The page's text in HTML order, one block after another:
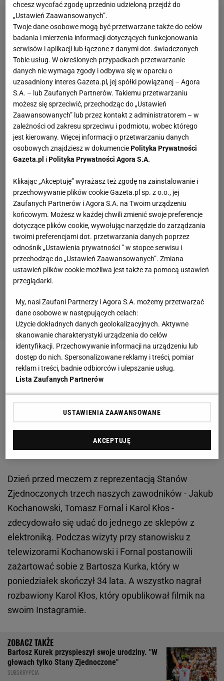
Zobacz wideoTomek Fornal i Kuba Kochanowski
zażartowali z Bartka Kurka. Wszystko nagrał
rozbawiony Karol Kłos
Jakub Kochanowski i Tomasz Fornal reagują na
widok Bartosza Kurka. Kapitalna atmosfera w
polskiej kadrze
Dzień przed meczem z reprezentacją Stanów
Zjednoczonych trzech naszych zawodników - Jakub
Kochanowski, Tomasz Fornal i Karol Kłos -
zdecydowało się udać do jednego ze sklepów z
elektroniką. Podczas wizyty przy stanowisku z
telewizorami Kochanowski i Fornal postanowili
zażartować sobie z Bartosza Kurka, który w
poniedziałek skończył 34 lata. A wszystko nagrał
rozbawiony Karol Kłos, który opublikował filmik na
swoim Instagramie.
Bartosz Kurek przyspieszył swoje urodziny. "W
głowach tylko Stany Zjednoczone"
SUBSKRYPCJA
chcesz wycofać zgodę uprzednio udzieloną przejdź do
„Ustawień Zaawansowanych”.
Twoje dane osobowe mogą być przetwarzane także do celów
badania i mierzenia informacji dotyczących funkcjonowania
serwisów i aplikacji lub łączone z danymi dot. świadczonych
Tobie usług. W określonych przypadkach przetwarzanie
danych nie wymaga zgody i odbywa się w oparciu o
uzasadniony interes Gazeta.pl, jej spółki powiązanej – Agora
S.A. – lub Zaufanych Partnerów. Takiemu przetwarzaniu
możesz się sprzeciwić, przechodząc do „Ustawień
Zaawansowanych” lub przez kontakt z administratorem – w
zależności od zakresu sprzeciwu i podmiotu, wobec którego
jest kierowany. Więcej informacji o przetwarzaniu danych
osobowych znajdziesz w dokumenciePolityka Prywatności
Gazeta.pl iPolityka Prywatności Agora S.A.
Klikając „Akceptuję” wyrażasz też zgodę na zainstalowanie i
przechowywanie plików cookie Gazeta.pl sp. z o.o., jej
Zaufanych Partnerów i Agora S.A. na Twoim urządzeniu
końcowym. Możesz w każdej chwili zmienić swoje preferencje
dotyczące plików cookie, wywołując narzędzie do zarządzania
twoimi preferencjami dot. przetwarzania danych poprzez
odnośnik „Ustawienia prywatności ” w stopce serwisu i
przechodząc do „Ustawień Zaawansowanych”. Zmiana
ustawień plików cookie możliwa jest także za pomocą ustawień
przeglądarki.
My, nasi Zaufani Partnerzy i Agora S.A. możemy przetwarzać
dane osobowe w następujących celach:
Użycie dokładnych danych geolokalizacyjnych. Aktywne
skanowanie charakterystyki urządzenia do celów
identyfikacji. Przechowywanie informacji na urządzeniu lub
dostęp do nich. Spersonalizowane reklamy i treści, pomiar
reklam i treści, badnie odbiorców i ulepszanie usług.
Lista Zaufanych Partnerów
USTAWIENIA ZAAWANSOWANE
AKCEPTUJĘ